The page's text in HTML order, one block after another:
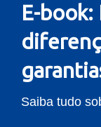
E-book:
Saiba tudo